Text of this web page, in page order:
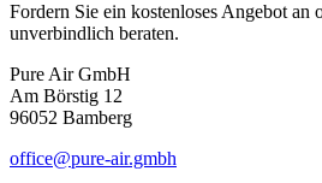
Fordern Sie ein kostenloses Angebot an
unverbindlich beraten.
Pure Air GmbH
Am Börstig 12
96052 Bamberg
office@pure-air.gmbh